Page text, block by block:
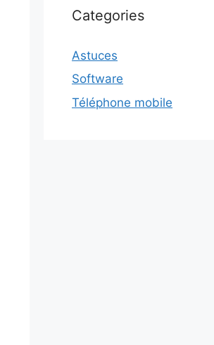
Categories
Astuces
Software
Téléphone mobile